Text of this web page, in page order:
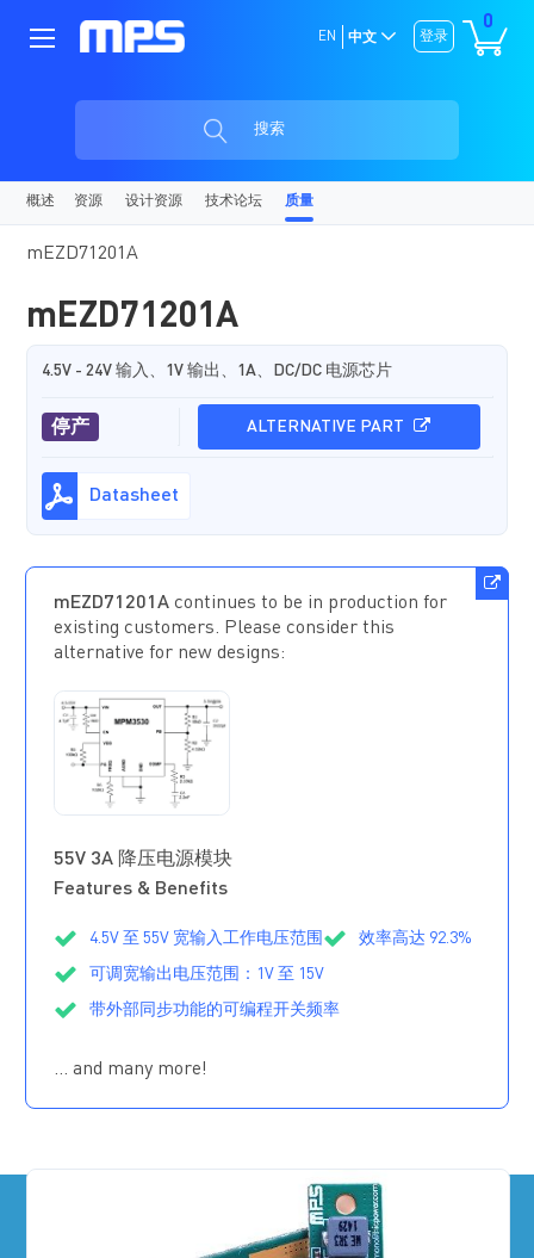
0
登录
EN 中文
搜索
概述 资源 设计资源 技术论坛 质量
mEZD71201A
mEZD71201A
4.5V - 24V 输入、1V 输出、1A、DC/DC 电源芯片
停产 ALTERNATIVE PART
Datasheet
mEZD71201Acontinues to be in production for
existing customers. Please consider this
alternative for new designs:
55V 3A 降压电源模块
Features & Benefits
4.5V 至 55V 宽输入工作电压范围 效率高达 92.3%
可调宽输出电压范围：1V 至 15V
带外部同步功能的可编程开关频率
轻载模式可实现高效工作
采用 QFN-47 (10mm x 12mm x 4mm) 封装
… and many more!